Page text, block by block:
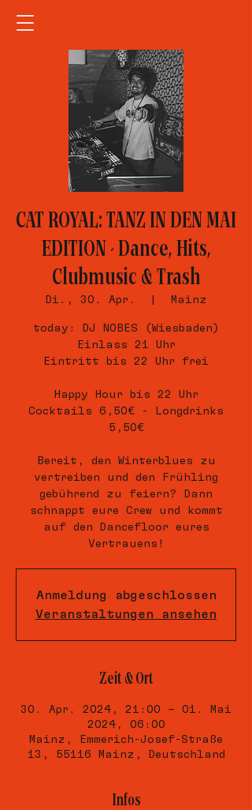
CAT ROYAL: TANZ IN DEN MAI
EDITION - Dance, Hits,
Clubmusic & Trash
Di., 30. Apr. Mainz
today: DJ NOBES (Wiesbaden)
Einlass 21 Uhr
Eintritt bis 22 Uhr frei
Happy Hour bis 22 Uhr
Cocktails 6,50€ - Longdrinks
5,50€
Bereit, den Winterblues zu
vertreiben und den Frühling
gebührend zu feiern? Dann
schnappt eure Crew und kommt
auf den Dancefloor eures
Vertrauens!
Anmeldung abgeschlossen
Veranstaltungen ansehen
Zeit & Ort
30. Apr. 2024, 21:00 – 01. Mai
2024, 06:00
Mainz, Emmerich-Josef-Straße
13, 55116 Mainz, Deutschland
Infos